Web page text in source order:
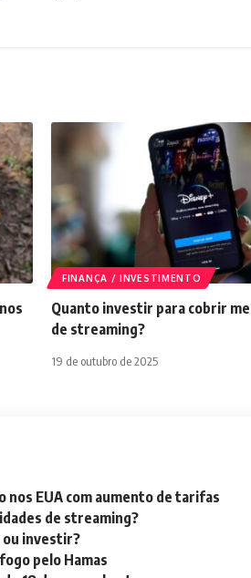
FINANÇA / INVESTIMENTO
Quanto investir para cobrir
de streaming?
19 de outubro de 2025
nos EUA com aumento de tarifas
de streaming?
ou investir?
pelo Hamas